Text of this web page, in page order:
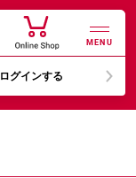
MENU
ログインする